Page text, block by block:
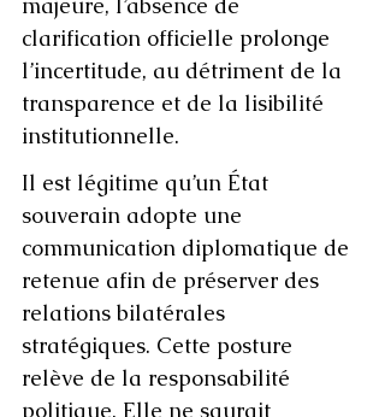
clarification officielle prolonge
l’incertitude, au détriment de la
transparence et de la lisibilité
institutionnelle.
Il est légitime qu’un État
souverain adopte une
communication diplomatique de
retenue afin de préserver des
relations bilatérales
stratégiques. Cette posture
relève de la responsabilité
politique. Elle ne saurait